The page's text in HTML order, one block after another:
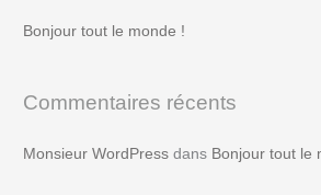
h
Bonjour tout le monde !
Commentaires récents
Monsieur WordPress dans Bonjour tout le